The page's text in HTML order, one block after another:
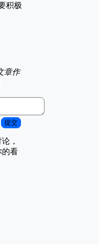
积极
章作
提交
，
的看